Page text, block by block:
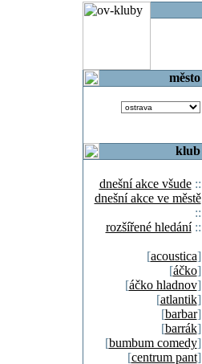
město
klub
dnešní akce všude::
dnešní akce ve městě
::
rozšířené hledání::
[acoustica]
[áčko]
[áčko hladnov]
[atlantik]
[barbar]
[barrák]
[bumbum comedy]
[centrum pant]